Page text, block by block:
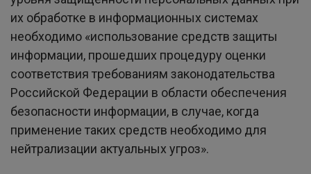
их обработке в информационных системах
необходимо «использование средств защиты
информации, прошедших процедуру оценки
соответствия требованиям законодательства
Российской Федерации в области обеспечения
безопасности информации, в случае, когда
применение таких средств необходимо для
нейтрализации актуальных угроз».